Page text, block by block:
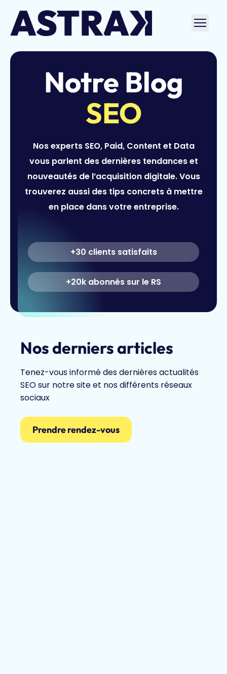
contenu
menu
Notre Blog
SEO
Nos experts SEO, Paid, Content et Data
vous parlent des dernières tendances et
nouveautés de l’acquisition digitale. Vous
trouverez aussi des tips concrets à mettre
en place dans votre entreprise.
+30 clients satisfaits
+20k abonnés sur le RS
Nos derniers articles
Tenez-vous informé des dernières actualités
SEO sur notre site et nos différents réseaux
sociaux
Prendre rendez-vous